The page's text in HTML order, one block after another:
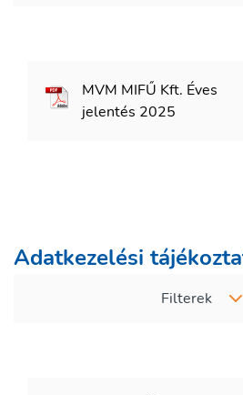
MVM MIFŰ Kft. Éves
jelentés 2025
Adatkezelési
Filterek